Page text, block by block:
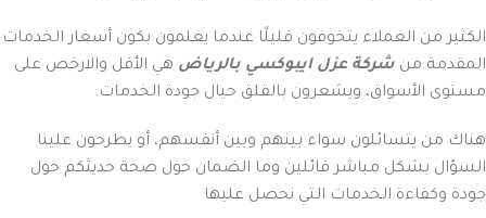
الكثير من العملاء يتخوفون قليلًا عندما يعلمون بكون أسعار الخدمات
المقدمة من شركة عزل ايبوكسي بالرياض هي الأقل والارخص على
مستوى الأسواق، ويشعرون بالقلق حيال جودة الخدمات.
هناك من يتسائلون سواء بينهم وبين أنفسهم، أو يطرحون علينا
السؤال بشكل مباشر قائلين وما الضمان حول صحة حديثكم حول
جودة وكفاءة الخدمات التي نحصل عليها